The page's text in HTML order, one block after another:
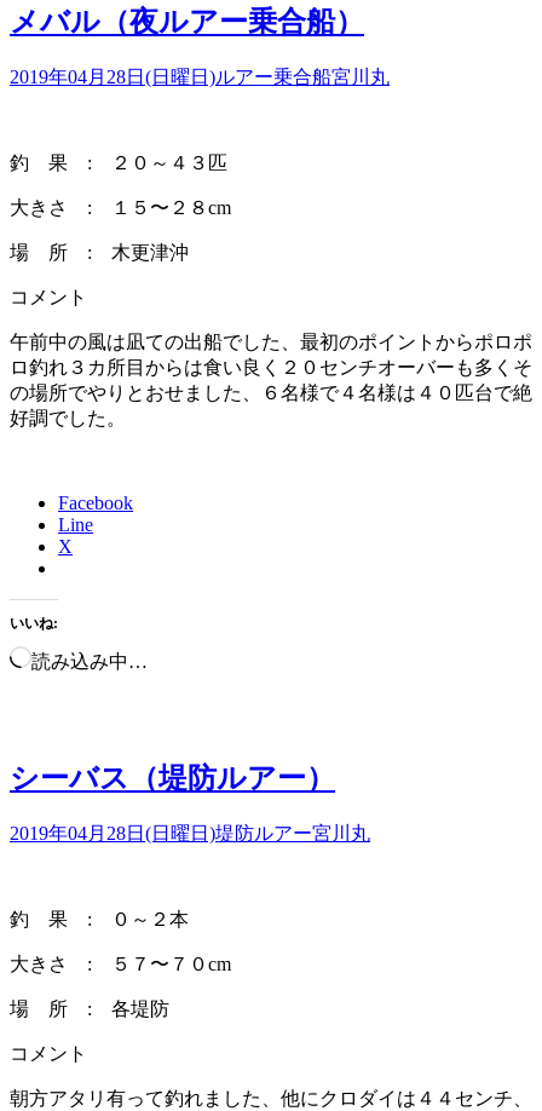
メバル（夜ルアー乗合船）
2019年04月28日(日曜日)ルアー乗合船宮川丸
釣 果 : ２０～４３匹
大きさ : １５〜２８cm
場 所 : 木更津沖
コメント
午前中の風は凪ての出船でした、最初のポイントからポロポ
ロ釣れ３カ所目からは食い良く２０センチオーバーも多くそ
の場所でやりとおせました、６名様で４名様は４０匹台で絶
好調でした。
Facebook
Line
X
いいね:
読み込み中…
シーバス（堤防ルアー）
2019年04月28日(日曜日)堤防ルアー宮川丸
釣 果 : ０～２本
大きさ : ５７〜７０cm
場 所 : 各堤防
コメント
朝方アタリ有って釣れました、他にクロダイは４４センチ、